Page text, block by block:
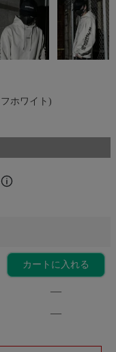
フホワイト)
カートに入れる
—
—